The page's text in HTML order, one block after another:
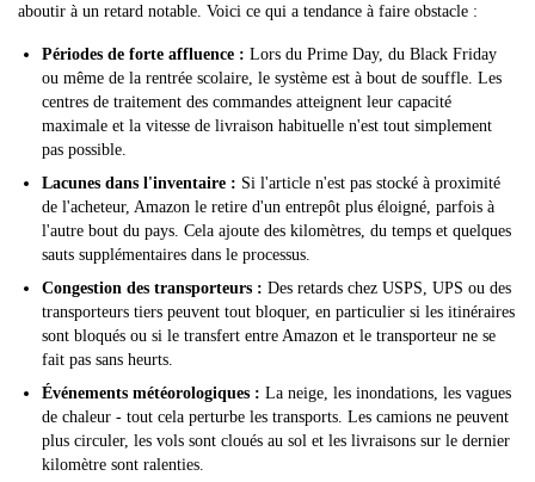
aboutir à un retard notable. Voici ce qui a tendance à faire obstacle :
Périodes de forte affluence : Lors du Prime Day, du Black Friday
ou même de la rentrée scolaire, le système est à bout de souffle. Les
centres de traitement des commandes atteignent leur capacité
maximale et la vitesse de livraison habituelle n'est tout simplement
pas possible.
Lacunes dans l'inventaire : Si l'article n'est pas stocké à proximité
de l'acheteur, Amazon le retire d'un entrepôt plus éloigné, parfois à
l'autre bout du pays. Cela ajoute des kilomètres, du temps et quelques
sauts supplémentaires dans le processus.
Congestion des transporteurs : Des retards chez USPS, UPS ou des
transporteurs tiers peuvent tout bloquer, en particulier si les itinéraires
sont bloqués ou si le transfert entre Amazon et le transporteur ne se
fait pas sans heurts.
Événements météorologiques : La neige, les inondations, les vagues
de chaleur - tout cela perturbe les transports. Les camions ne peuvent
plus circuler, les vols sont cloués au sol et les livraisons sur le dernier
kilomètre sont ralenties.